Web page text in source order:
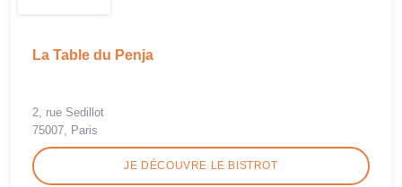
La Table du Penja
2, rue Sedillot
75007, Paris
JE DÉCOUVRE LE BISTROT